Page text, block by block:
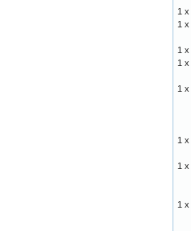
1 x
1 x
1 x
1 x
1 x
1 x
1 x
1 x